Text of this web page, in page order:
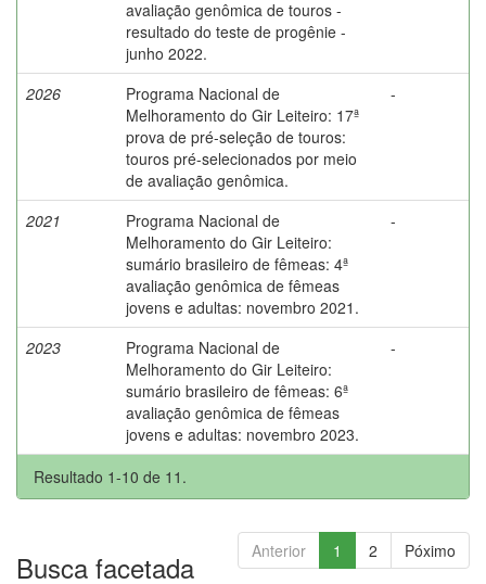
avaliação genômica de touros -
resultado do teste de progênie -
junho 2022.
2026
Programa Nacional de
Melhoramento do Gir Leiteiro: 17ª
prova de pré-seleção de touros:
touros pré-selecionados por meio
de avaliação genômica.
-
2021
Programa Nacional de
Melhoramento do Gir Leiteiro:
sumário brasileiro de fêmeas: 4ª
avaliação genômica de fêmeas
jovens e adultas: novembro 2021.
-
2023
Programa Nacional de
Melhoramento do Gir Leiteiro:
sumário brasileiro de fêmeas: 6ª
avaliação genômica de fêmeas
jovens e adultas: novembro 2023.
-
Resultado 1-10 de 11.
Anterior 1 2 Póximo
Busca facetada